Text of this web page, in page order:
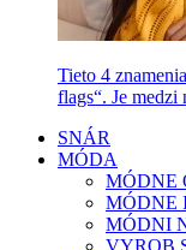
Tieto 4
flags“. Je medzi
SNÁR
MÓDA
MÓDNE
MÓDNE
MÓDNI
VYROB